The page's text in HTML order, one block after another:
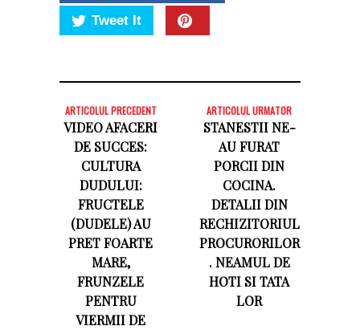
Tweet It
ARTICOLUL PRECEDENT
VIDEO AFACERI
DE SUCCES:
CULTURA
DUDULUI:
FRUCTELE
(DUDELE) AU
PRET FOARTE
MARE,
FRUNZELE
PENTRU
VIERMII DE
ARTICOLUL URMATOR
STANESTII NE-
AU FURAT
PORCII DIN
COCINA.
DETALII DIN
RECHIZITORIUL
PROCURORILOR
. NEAMUL DE
HOTI SI TATA
LOR